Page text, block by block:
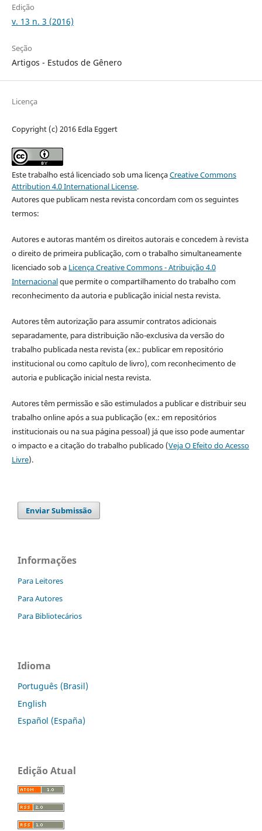
Edição
v. 13 n. 3 (2016)
Seção
Artigos - Estudos de Gênero
Licença
Copyright (c) 2016 Edla Eggert
Este trabalho está licenciado sob uma licençaCreative Commons
Attribution 4.0 International License.
Autores que publicam nesta revista concordam com os seguintes
termos:
Autores e autoras mantém os direitos autorais e concedem à revista
o direito de primeira publicação, com o trabalho simultaneamente
licenciado sob a Licença Creative Commons - Atribuição 4.0
Internacionalque permite o compartilhamento do trabalho com
reconhecimento da autoria e publicação inicial nesta revista.
Autores têm autorização para assumir contratos adicionais
separadamente, para distribuição não-exclusiva da versão do
trabalho publicada nesta revista (ex.: publicar em repositório
institucional ou como capítulo de livro), com reconhecimento de
autoria e publicação inicial nesta revista.
Autores têm permissão e são estimulados a publicar e distribuir seu
trabalho online após a sua publicação (ex.: em repositórios
institucionais ou na sua página pessoal) já que isso pode aumentar
o impacto e a citação do trabalho publicado (Veja O Efeito do Acesso
Livre).
Enviar Submissão
Informações
Para Leitores
Para Autores
Para Bibliotecários
Idioma
Português (Brasil)
English
Español (España)
Edição Atual